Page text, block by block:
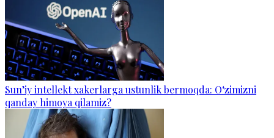
Sun’iy intellekt xakerlarga ustunlik bermoqda: O‘zimizni
qanday himoya qilamiz?